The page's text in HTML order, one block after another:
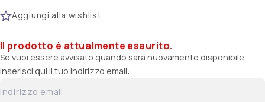
Aggiungi alla wishlist
Il prodotto è attualmente esaurito.
Se vuoi essere avvisato quando sarà nuovamente disponibile,
inserisci qui il tuo indirizzo email: